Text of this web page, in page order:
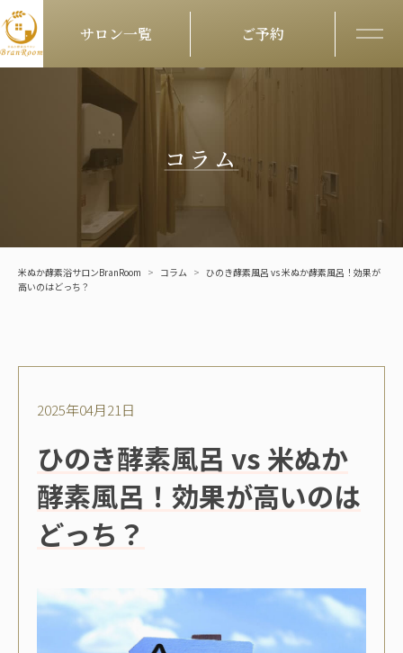
Skip to content
サロン一覧 ご予約 メニ
コラム
米ぬか酵素浴サロンBranRoom > コラム > ひのき酵素風呂 vs 米ぬか酵素風呂！効果が
高いのはどっち？
2025年04月21日
ひのき酵素風呂 vs 米ぬか
酵素風呂！効果が高いのは
どっち？